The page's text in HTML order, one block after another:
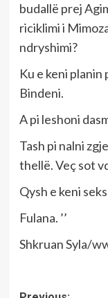
budallë prej
riciklimi i
ndryshimi?
Ku e keni planin
Bindeni.
A pi leshoni
Tash pi nalni
thellë. Veç sot
Qysh e keni
Fulana. ’’
Shkruan Syla/